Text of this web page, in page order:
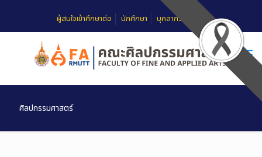
ผู้สนใจเข้าศึกษาต่อ นักศึกษา บุคลากร
ศิลปกรรมศาสตร์